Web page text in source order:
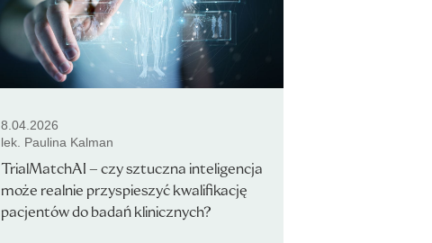
8.04.2026
lek. Paulina Kalman
TrialMatchAI – czy sztuczna inteligencja
może realnie przyspieszyć kwalifikację
pacjentów do badań klinicznych?